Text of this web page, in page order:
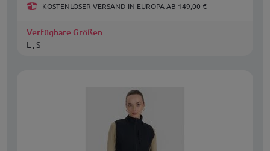
KOSTENLOSER VERSAND IN EUROPA AB 149,00 €
Verfügbare Größen:
L , S